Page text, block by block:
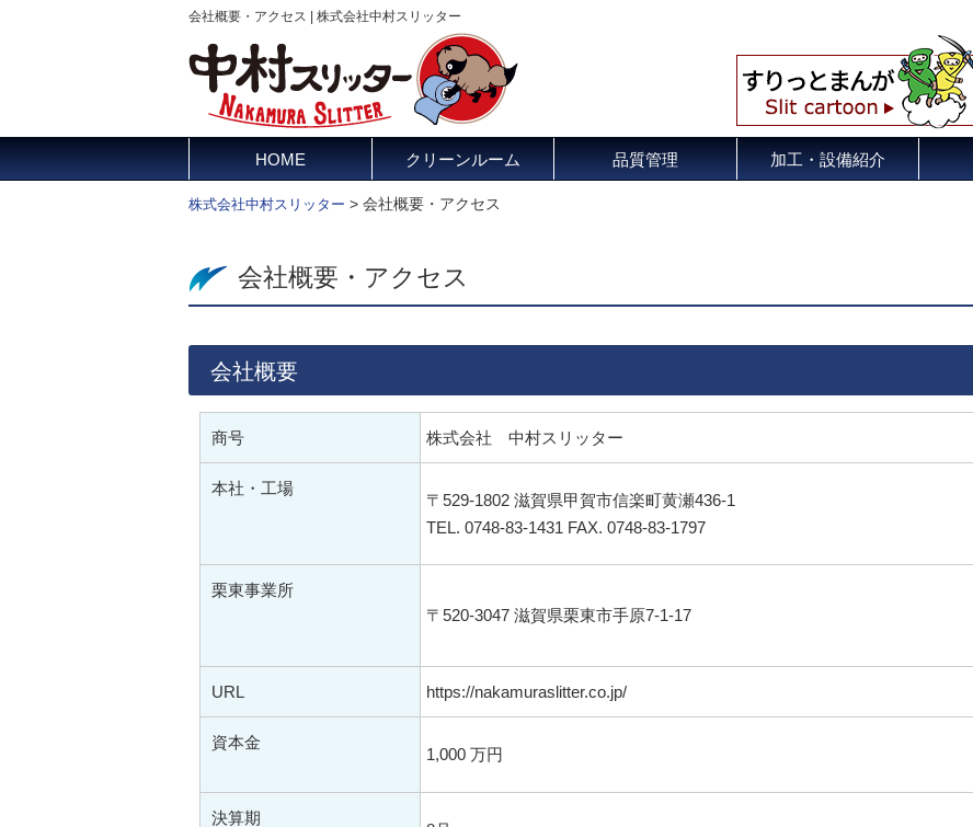
会社概要・アクセス | 株式会社中村スリッター
HOME クリーンルーム 品質管理 加工・設備紹介
株式会社中村スリッター > 会社概要・アクセス
会社概要・アクセス
会社概要
商号 株式会社 中村スリッター
本社・工場
〒529-1802 滋賀県甲賀市信楽町黄瀬436-1
TEL. 0748-83-1431 FAX. 0748-83-1797
栗東事業所
〒520-3047 滋賀県栗東市手原7-1-17
URL https://nakamuraslitter.co.jp/
資本金
1,000 万円
決算期